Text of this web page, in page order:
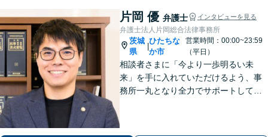
片岡 優 弁護士 インタビューを見る
弁護士法人片岡総合法律事務所
茨城
県
ひたちな
か市
営業時間：00:00~23:59
（平日）
相談者さまに「今より一歩明るい未
来」を手に入れていただけるよう、事
務所一丸となり全力でサポートしてま